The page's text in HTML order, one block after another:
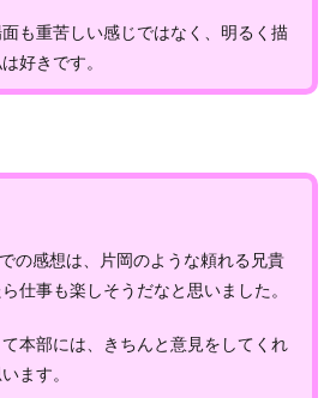
も重苦しい感じではなく、明るく描
好きです。
の感想は、片岡のような頼れる兄貴
仕事も楽しそうだなと思いました。
本部には、きちんと意見をしてくれ
ます。